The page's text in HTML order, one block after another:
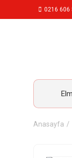
0216 606
Anasayfa